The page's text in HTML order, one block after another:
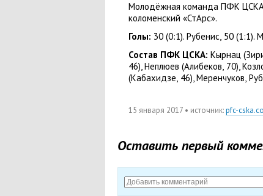
Молодёжная команда ПФК ЦСКА
коломенский «СтАрс».
Голы: 30 (0:1). Рубенис, 50 (1:1).
Состав ПФК ЦСКА: Кырнац (
46), Неплюев (Алибеков, 70),
(Кабахидзе, 46), Меренчуков,
15 января 2017 • источник:pfc-
Оставить первый